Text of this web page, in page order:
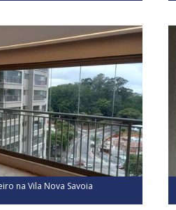
na Vila Nova Savoia